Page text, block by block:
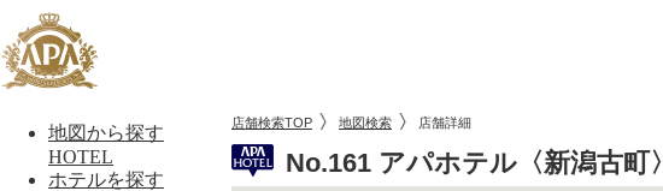
地図から探す
HOTEL
ホテルを探す
店舗検索TOP 地図検索 店舗詳細
No.161 アパホテル〈新潟古町〉